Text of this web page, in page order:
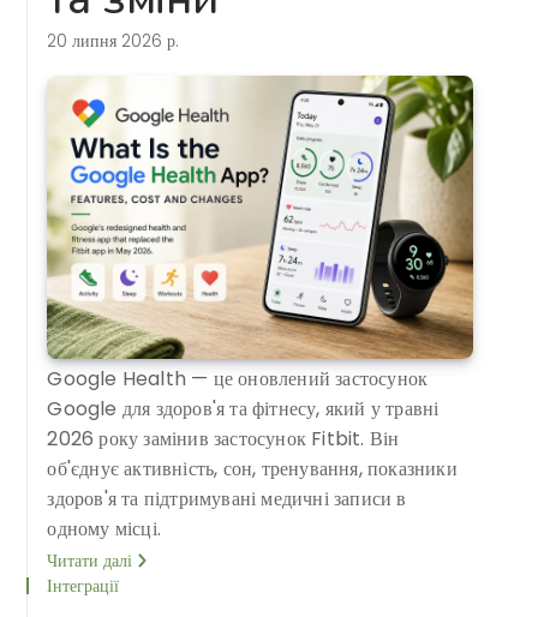
20 липня 2026 р.
Google Health — це оновлений застосунок
Google для здоров'я та фітнесу, який у травні
2026 року замінив застосунок Fitbit. Він
об'єднує активність, сон, тренування, показники
здоров'я та підтримувані медичні записи в
одному місці.
Читати далі
Інтеграції